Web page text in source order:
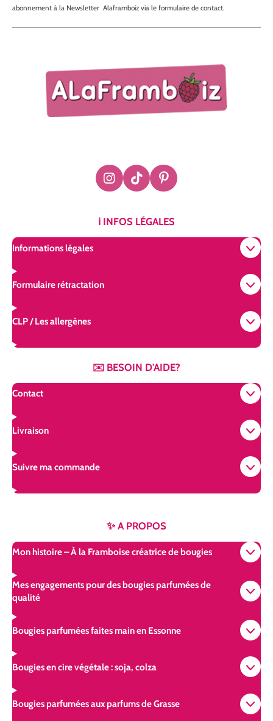
abonnement à la Newsletter Alaframboiz via le formulaire de contact.
I
n
t
T
i
T
P
i
t
ℹ️ INFOS LÉGALES
Informations légales
Formulaire rétractation
CLP / Les allergènes
✉️ BESOIN D'AIDE?
Contact
Livraison
Suivre ma commande
✨ A PROPOS
Mon histoire – À la Framboise créatrice de bougies
Mes engagements pour des bougies parfumées de
qualité
Bougies parfumées faites main en Essonne
Bougies en cire végétale : soja, colza
Bougies parfumées aux parfums de Grasse